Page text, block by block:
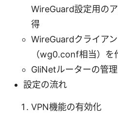
WireGuard設定用の
得
WireGuardクライア
（wg0.conf相当）を
GliNetルーターの管
設定の流れ
VPN機能の有効化